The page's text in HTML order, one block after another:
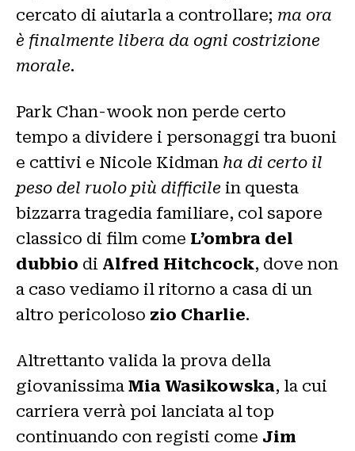
cercato di aiutarla a controllare; ma ora
è finalmente libera da ogni costrizione
morale.
Park Chan-wook non perde certo
tempo a dividere i personaggi tra buoni
e cattivi e Nicole Kidman ha di certo il
peso del ruolo più difficile in questa
bizzarra tragedia familiare, col sapore
classico di film come L’ombra del
dubbio di Alfred Hitchcock, dove non
a caso vediamo il ritorno a casa di un
altro pericoloso zio Charlie.
Altrettanto valida la prova della
giovanissima Mia Wasikowska, la cui
carriera verrà poi lanciata al top
continuando con registi come Jim